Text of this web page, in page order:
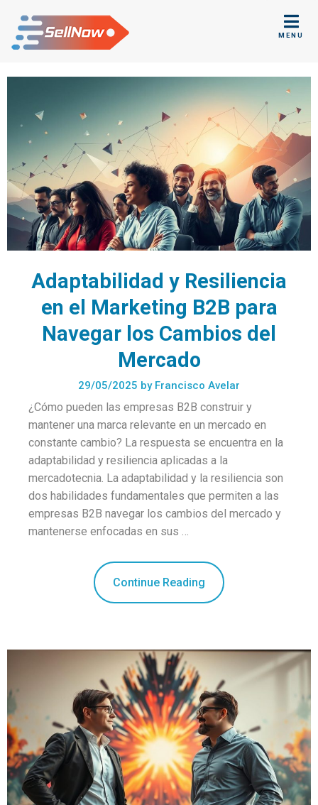
content
MENU
de
SellNow
Inc.
Adaptabilidad y Resiliencia
en el Marketing B2B para
Navegar los Cambios del
Mercado
29/05/2025 byFrancisco Avelar
¿Cómo pueden las empresas B2B construir y
mantener una marca relevante en un mercado en
constante cambio? La respuesta se encuentra en la
adaptabilidad y resiliencia aplicadas a la
mercadotecnia. La adaptabilidad y la resiliencia son
dos habilidades fundamentales que permiten a las
empresas B2B navegar los cambios del mercado y
mantenerse enfocadas en sus …
Continue Reading